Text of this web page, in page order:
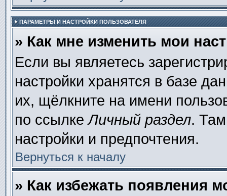
ПАРАМЕТРЫ И НАСТРОЙКИ ПОЛЬЗОВАТЕЛЯ
» Как мне изменить мои
Если вы являетесь
настройки хранятся в базе
их, щёлкните на имени
по ссылкеЛичный раздел.
настройки и предпочтения.
Вернуться к началу
» Как избежать появления